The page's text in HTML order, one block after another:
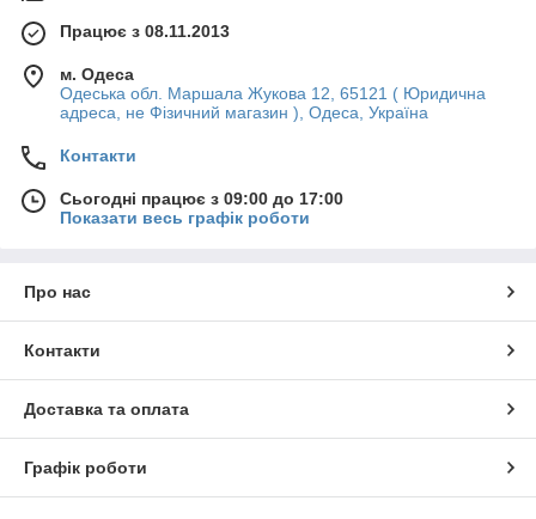
Працює з 08.11.2013
м. Одеса
Одеська обл. Маршала Жукова 12, 65121 ( Юридична
адреса, не Фізичний магазин ), Одеса, Україна
Контакти
Сьогодні працює з 09:00 до 17:00
Показати весь графік роботи
Про нас
Контакти
Доставка та оплата
Графік роботи